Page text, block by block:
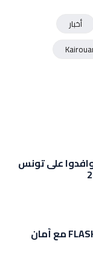
أخبار
توافدوا على تونس
تسجيل فقرة FLASH SANTé مع أمان